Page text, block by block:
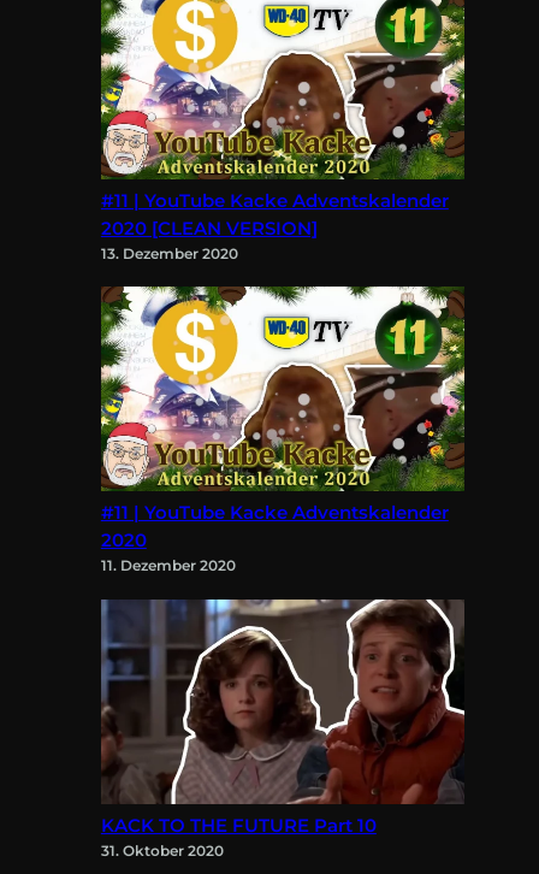
#11 | YouTube Kacke Adventskalender
2020 [CLEAN VERSION]
13. Dezember 2020
#11 | YouTube Kacke Adventskalender
2020
11. Dezember 2020
KACK TO THE FUTURE Part 10
31. Oktober 2020